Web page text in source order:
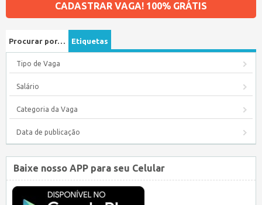
CADASTRAR VAGA! 100% GRÁTIS
Procurar por… Etiquetas
Tipo de Vaga
Salário
Categoria da Vaga
Data de publicação
Baixe nosso APP para seu Celular